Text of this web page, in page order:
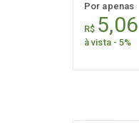
Por apenas
R$ 5,06
à vista - 5%